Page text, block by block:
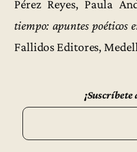
Pérez Reyes, Paula
tiempo: apuntes poéticos
Fallidos Editores,